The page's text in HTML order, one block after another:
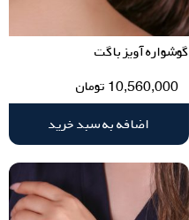
گوشواره آویز باگت
10,560,000 تومان
اضافه به سبد خرید